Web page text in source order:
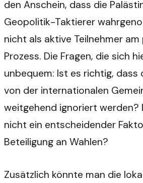
den Anschein, dass die
Geopolitik-Taktierer
nicht als aktive Teilnehmer
Prozess. Die Fragen, die sich
unbequem: Ist es richtig, dass
von der internationalen
weitgehend ignoriert werden?
nicht ein entscheidender
Beteiligung an Wahlen?
Zusätzlich könnte man die